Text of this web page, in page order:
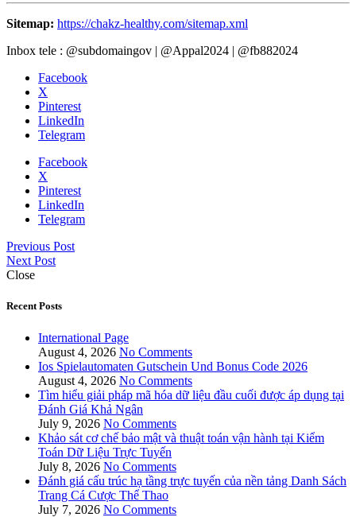
Sitemap: https://chakz-healthy.com/sitemap.xml
Inbox tele : @subdomaingov | @Appal2024 | @fb882024
Facebook
X
Pinterest
LinkedIn
Telegram
Facebook
X
Pinterest
LinkedIn
Telegram
Previous Post
Next Post
Close
Recent Posts
International Page
August 4, 2026 No Comments
Ios Spielautomaten Gutschein Und Bonus Code 2026
August 4, 2026 No Comments
Tìm hiểu giải pháp mã hóa dữ liệu đầu cuối được áp dụng tại
Đánh Giá Khả Ngân
July 9, 2026 No Comments
Khảo sát cơ chế bảo mật và thuật toán vận hành tại Kiểm
Toán Dữ Liệu Trực Tuyến
July 8, 2026 No Comments
Đánh giá cấu trúc hạ tầng trực tuyến của nền tảng Danh Sách
Trang Cá Cược Thể Thao
July 7, 2026 No Comments